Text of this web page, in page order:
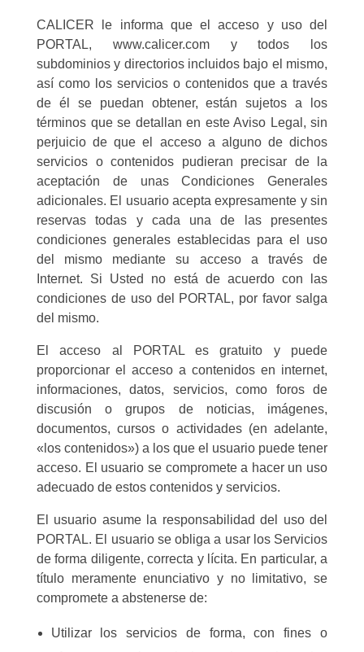
CALICER le informa que el acceso y uso del
PORTAL, www.calicer.com y todos los
subdominios y directorios incluidos bajo el mismo,
así como los servicios o contenidos que a través
de él se puedan obtener, están sujetos a los
términos que se detallan en este Aviso Legal, sin
perjuicio de que el acceso a alguno de dichos
servicios o contenidos pudieran precisar de la
aceptación de unas Condiciones Generales
adicionales. El usuario acepta expresamente y sin
reservas todas y cada una de las presentes
condiciones generales establecidas para el uso
del mismo mediante su acceso a través de
Internet. Si Usted no está de acuerdo con las
condiciones de uso del PORTAL, por favor salga
del mismo.
El acceso al PORTAL es gratuito y puede
proporcionar el acceso a contenidos en internet,
informaciones, datos, servicios, como foros de
discusión o grupos de noticias, imágenes,
documentos, cursos o actividades (en adelante,
«los contenidos») a los que el usuario puede tener
acceso. El usuario se compromete a hacer un uso
adecuado de estos contenidos y servicios.
El usuario asume la responsabilidad del uso del
PORTAL. El usuario se obliga a usar los Servicios
de forma diligente, correcta y lícita. En particular, a
título meramente enunciativo y no limitativo, se
compromete a abstenerse de:
Utilizar los servicios de forma, con fines o